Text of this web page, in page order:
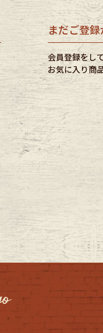
まだご登
会員登録をし
お気に入り商